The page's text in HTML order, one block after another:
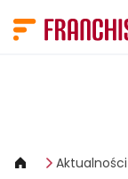
Aktualności